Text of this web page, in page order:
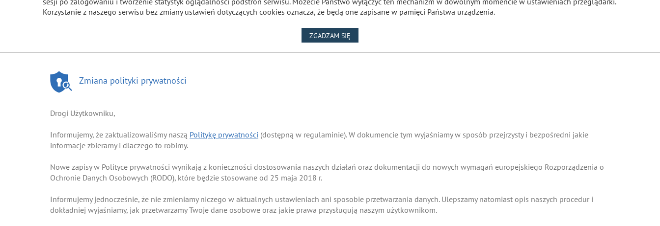
Korzystanie z naszego serwisu bez zmiany ustawień dotyczących cookies oznacza, że będą one zapisane w pamięci Państwa urządzenia.
ZGADZAM SIĘ
Zmiana polityki prywatności
Drogi Użytkowniku,
Informujemy, że zaktualizowaliśmy naszą Politykę prywatności (dostępną w regulaminie). W dokumencie tym wyjaśniamy w sposób przejrzysty i bezpośredni jakie
informacje zbieramy i dlaczego to robimy.
Nowe zapisy w Polityce prywatności wynikają z konieczności dostosowania naszych działań oraz dokumentacji do nowych wymagań europejskiego Rozporządzenia o
Ochronie Danych Osobowych (RODO), które będzie stosowane od 25 maja 2018 r.
Informujemy jednocześnie, że nie zmieniamy niczego w aktualnych ustawieniach ani sposobie przetwarzania danych. Ulepszamy natomiast opis naszych procedur i
dokładniej wyjaśniamy, jak przetwarzamy Twoje dane osobowe oraz jakie prawa przysługują naszym użytkownikom.